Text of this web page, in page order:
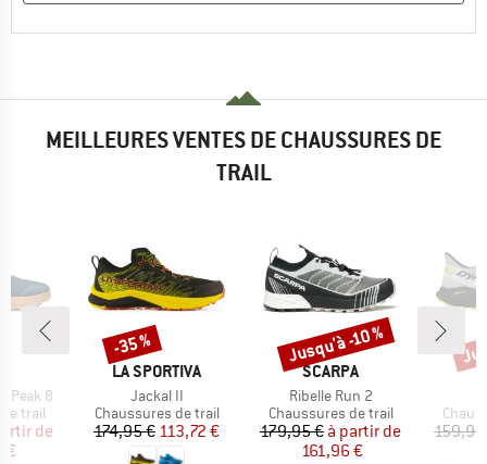
MEILLEURES VENTES DE CHAUSSURES DE
TRAIL
Peak 8
trail
réduit
de
€
MARQUE
LA SPORTIVA
Article
Jackal II
Product group
Chaussures de trail
Prix
174,95 €Prix réduit
113,72 €
Remise
-35 %
MARQUE
SCARPA
Article
Ribelle Run 2
Product group
Chaussures de trail
Prix
179,95 € Prix réduit
à partir de
161,96 €
Remise
Jusqu'à -10 %